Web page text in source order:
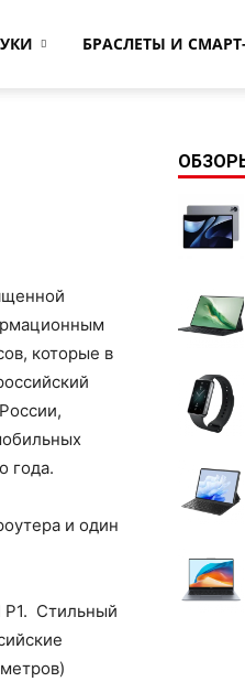
БРАСЛЕТЫ И
которые в
года.
и один
P1. Стильный